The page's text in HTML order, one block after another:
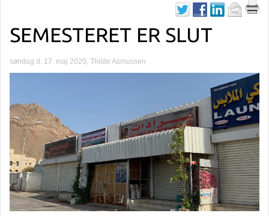
SEMESTERET ER SLUT
søndag d. 17. maj 2020, Thilde Asmussen